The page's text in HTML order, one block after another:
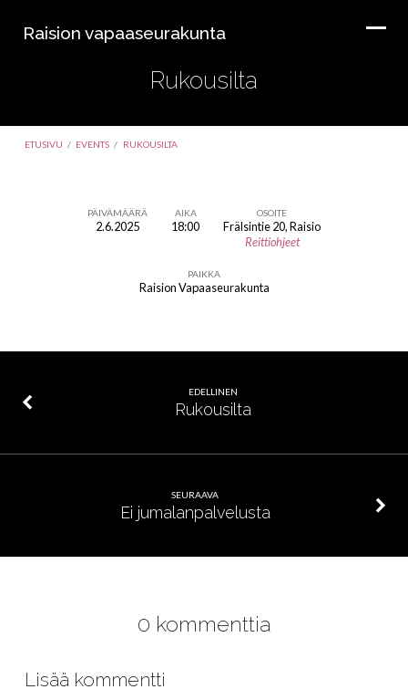
Raision vapaaseurakunta
Rukousilta
ETUSIVU / EVENTS / RUKOUSILTA
PÄIVÄMÄÄRÄ
2.6.2025
AIKA
18:00
OSOITE
Frälsintie 20, Raisio
Reittiohjeet
PAIKKA
Raision Vapaaseurakunta
EDELLINEN
Rukousilta
SEURAAVA
Ei jumalanpalvelusta
0 kommenttia
Lisää kommentti